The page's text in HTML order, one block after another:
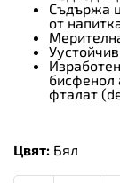
Съдържа
от
бисфенол
фталат
Цвят: Бял